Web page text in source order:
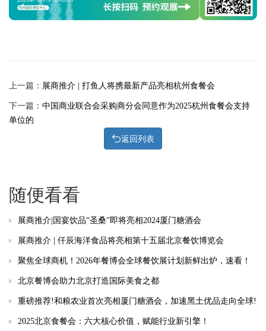
上一篇： 展商推介 | 打鱼人将携最新产品亮相杭州食餐会
下一篇： 中国商业联合会采购商分会同意作为2025杭州食餐会支持
单位的
返回列表
随便看看
展商推介|国宴饮品“圣桑”即将亮相2024厦门糖酒会
展商推介 | 仟辰海洋食品将亮相第十五届北京餐饮博览会
聚焦全球商机！2026年餐博会全球餐饮展计划新鲜出炉，速看！
北京餐博会助力北京打造国际美食之都
重磅推荐!和粮农业首次亮相厦门糖酒会，加速黑土优品走向全球!
2025北京食餐会：六大核心价值，赋能行业新引擎！